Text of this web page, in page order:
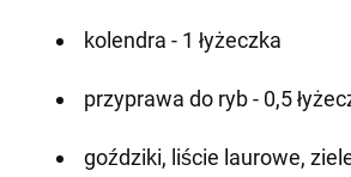
kolendra - 1 łyżeczka
przyprawa do ryb - 0,5
goździki, liście laurowe,